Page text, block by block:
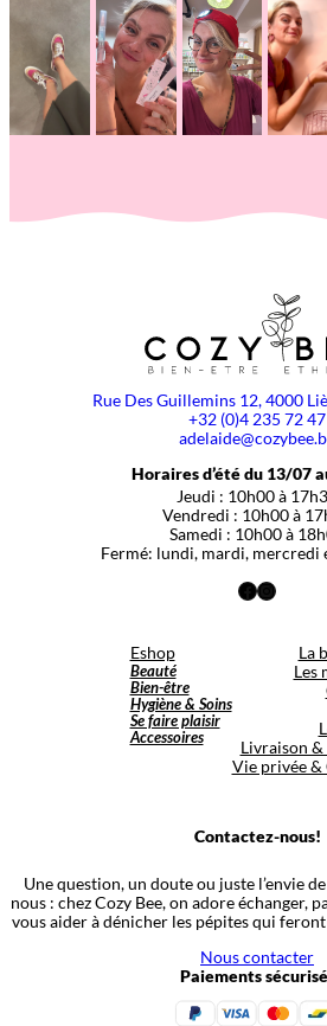
Rue Des Guillemins 12, 4000
+32 (0)4 235 72 47
Horaires d’été du 13/07
Jeudi : 10h00 à
Vendredi : 10h00 à
Samedi : 10h00 à
Fermé: lundi, mardi, mercredi
Facebook
Instagram
Eshop
Beauté
Bien-être
Hygiène & Soins
Se faire plaisir
Accessoires
La
Les
Livraison
Vie privée &
Contactez-nous!
Une question, un doute ou juste l’envie
nous : chez Cozy Bee, on adore échanger,
vous aider à dénicher les pépites qui
Nous contacter
Paiements